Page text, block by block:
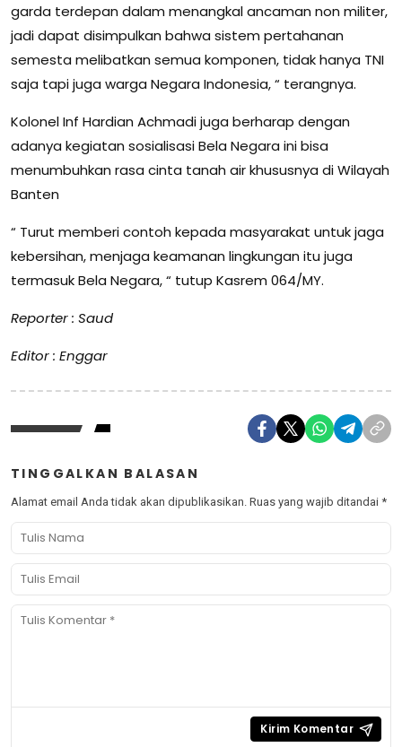
garda terdepan dalam menangkal ancaman non militer,
jadi dapat disimpulkan bahwa sistem pertahanan
semesta melibatkan semua komponen, tidak hanya TNI
saja tapi juga warga Negara Indonesia, “ terangnya.
Kolonel Inf Hardian Achmadi juga berharap dengan
adanya kegiatan sosialisasi Bela Negara ini bisa
menumbuhkan rasa cinta tanah air khususnya di Wilayah
Banten
“ Turut memberi contoh kepada masyarakat untuk jaga
kebersihan, menjaga keamanan lingkungan itu juga
termasuk Bela Negara, “ tutup Kasrem 064/MY.
Reporter : Saud
Editor : Enggar
TINGGALKAN BALASAN
Alamat email Anda tidak akan dipublikasikan. Ruas yang wajib ditandai *